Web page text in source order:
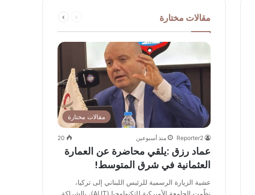
مقالات مختارة
الصفحة
مقالات مختارة
Reporter2 منذ أسبوعين 20
عماد رزق :يلقي محاضرة عن العمارة
العثمانية في شرق المتوسط!
عشية الزيارة الرسمية للرئيس اللبناني إلى تركيا،